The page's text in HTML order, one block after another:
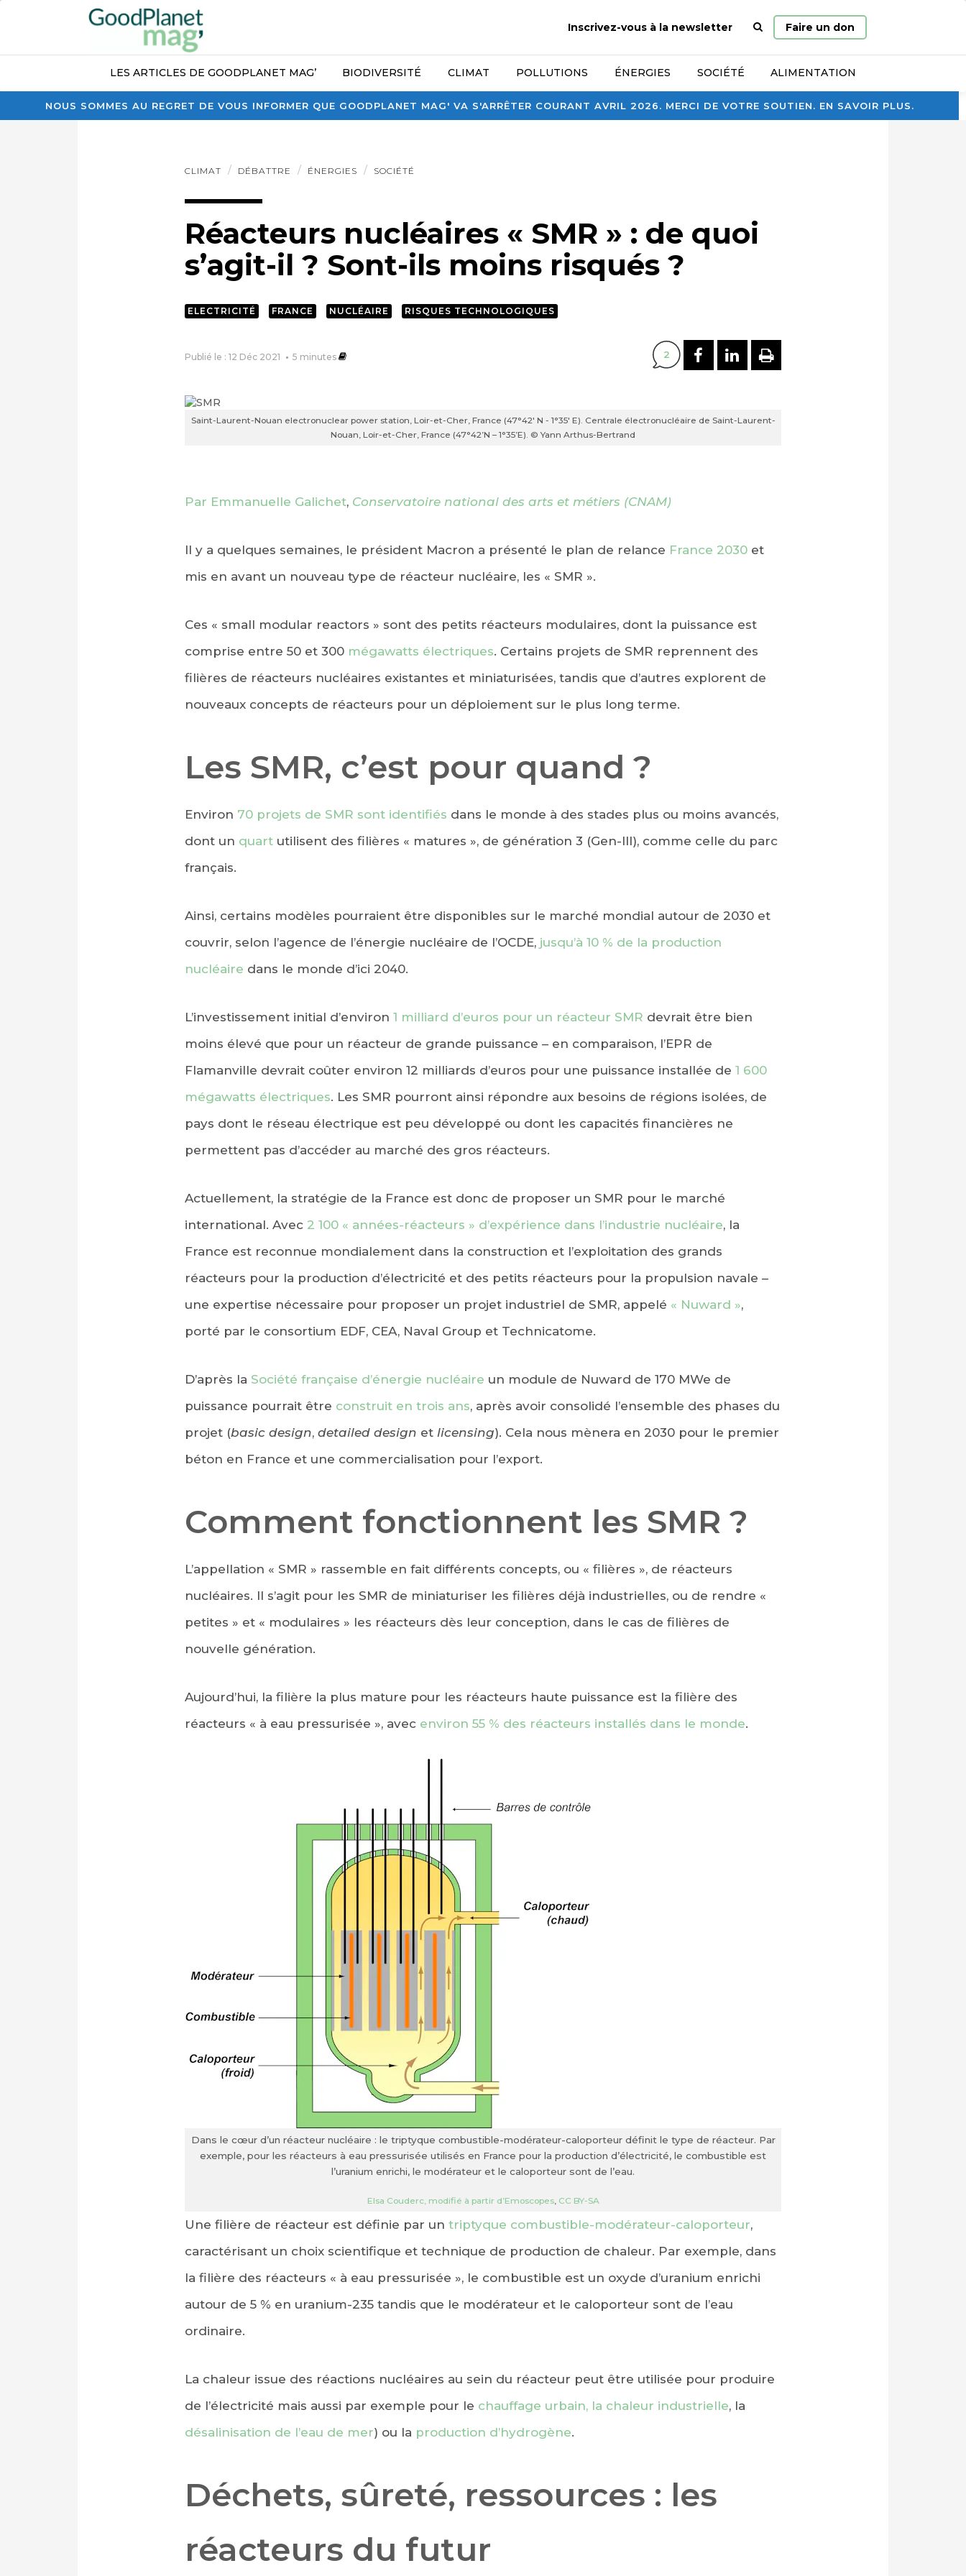
NOUS SOMMES AU REGRET DE VOUS INFORMER QUE GOODPLANET MAG' VA S'ARRÊTER COURANT AVRIL 2026. MERCI DE VOTRE SOUTIEN. EN SAVOIR PLUS.
Inscrivez-vous à la newsletter
Page
d’accueil
Faire un don
LES ARTICLES DE GOODPLANET MAG’ BIODIVERSITÉ CLIMAT POLLUTIONS ÉNERGIES SOCIÉTÉ ALIMENTATION
IMPRIMER
CLIMAT DÉBATTRE ÉNERGIES SOCIÉTÉ
Réacteurs nucléaires « SMR » : de quoi
s’agit-il ? Sont-ils moins risqués ?
ELECTRICITÉ FRANCE NUCLÉAIRE RISQUES TECHNOLOGIQUES
Publié le : 12 Déc 2021 5 minutes 2 PARTAGER SUR FACEBOOK
PARTAGER SUR
IMPRIMER
Saint-Laurent-Nouan electronuclear power station, Loir-et-Cher, France (47°42' N - 1°35' E). Centrale électronucléaire de Saint-Laurent-
Nouan, Loir-et-Cher, France (47°42’N – 1°35’E). © Yann Arthus-Bertrand
Par Emmanuelle Galichet, Conservatoire national des arts et métiers (CNAM)
Il y a quelques semaines, le président Macron a présenté le plan de relance France 2030et
mis en avant un nouveau type de réacteur nucléaire, les « SMR ».
Ces « small modular reactors » sont des petits réacteurs modulaires, dont la puissance est
comprise entre 50 et 300 mégawatts électriques. Certains projets de SMR reprennent des
filières de réacteurs nucléaires existantes et miniaturisées, tandis que d’autres explorent de
nouveaux concepts de réacteurs pour un déploiement sur le plus long terme.
Les SMR, c’est pour quand ?
Environ 70 projets de SMR sont identifiés dans le monde à des stades plus ou moins avancés,
dont un quartutilisent des filières « matures », de génération 3 (Gen-III), comme celle du parc
français.
Ainsi, certains modèles pourraient être disponibles sur le marché mondial autour de 2030 et
couvrir, selon l’agence de l’énergie nucléaire de l’OCDE, jusqu’à 10 % de la production
nucléaire dans le monde d’ici 2040.
L’investissement initial d’environ 1 milliard d’euros pour un réacteur SMR devrait être bien
moins élevé que pour un réacteur de grande puissance – en comparaison, l’EPR de
Flamanville devrait coûter environ 12 milliards d’euros pour une puissance installée de 1 600
mégawatts électriques. Les SMR pourront ainsi répondre aux besoins de régions isolées, de
pays dont le réseau électrique est peu développé ou dont les capacités financières ne
permettent pas d’accéder au marché des gros réacteurs.
Actuellement, la stratégie de la France est donc de proposer un SMR pour le marché
international. Avec 2 100 « années-réacteurs » d’expérience dans l’industrie nucléaire, la
France est reconnue mondialement dans la construction et l’exploitation des grands
réacteurs pour la production d’électricité et des petits réacteurs pour la propulsion navale –
une expertise nécessaire pour proposer un projet industriel de SMR, appelé « Nuward »,
porté par le consortium EDF, CEA, Naval Group et Technicatome.
D’après la Société française d’énergie nucléaire un module de Nuward de 170 MWe de
puissance pourrait être construit en trois ans, après avoir consolidé l’ensemble des phases du
projet (basic design, detailed design et licensing). Cela nous mènera en 2030 pour le premier
béton en France et une commercialisation pour l’export.
Comment fonctionnent les SMR ?
L’appellation « SMR » rassemble en fait différents concepts, ou « filières », de réacteurs
nucléaires. Il s’agit pour les SMR de miniaturiser les filières déjà industrielles, ou de rendre «
petites » et « modulaires » les réacteurs dès leur conception, dans le cas de filières de
nouvelle génération.
Aujourd’hui, la filière la plus mature pour les réacteurs haute puissance est la filière des
réacteurs « à eau pressurisée », avec environ 55 % des réacteurs installés dans le monde.
Dans le cœur d’un réacteur nucléaire : le triptyque combustible-modérateur-caloporteur définit le type de réacteur. Par
exemple, pour les réacteurs à eau pressurisée utilisés en France pour la production d’électricité, le combustible est
l’uranium enrichi, le modérateur et le caloporteur sont de l’eau.
Elsa Couderc, modifié à partir d’Emoscopes, CC BY-SA
Une filière de réacteur est définie par un triptyque combustible-modérateur-caloporteur,
caractérisant un choix scientifique et technique de production de chaleur. Par exemple, dans
la filière des réacteurs « à eau pressurisée », le combustible est un oxyde d’uranium enrichi
autour de 5 % en uranium-235 tandis que le modérateur et le caloporteur sont de l’eau
ordinaire.
La chaleur issue des réactions nucléaires au sein du réacteur peut être utilisée pour produire
de l’électricité mais aussi par exemple pour le chauffage urbain, la chaleur industrielle, la
désalinisation de l’eau de mer) ou la production d’hydrogène.
Déchets, sûreté, ressources : les
réacteurs du futur